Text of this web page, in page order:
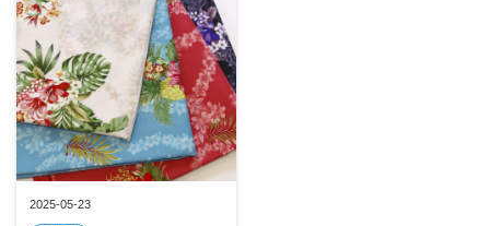
2025-05-23